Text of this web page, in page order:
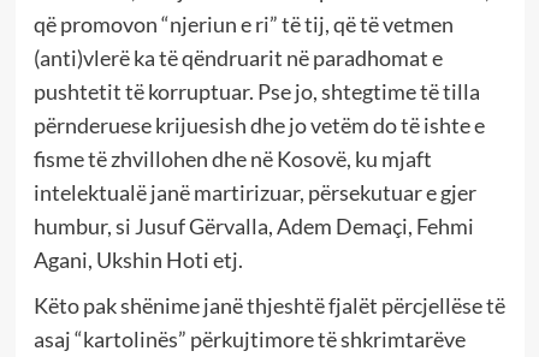
që promovon “njeriun e ri” të tij, që të vetmen
(anti)vlerë ka të qëndruarit në paradhomat e
pushtetit të korruptuar. Pse jo, shtegtime të tilla
përnderuese krijuesish dhe jo vetëm do të ishte e
fisme të zhvillohen dhe në Kosovë, ku mjaft
intelektualë janë martirizuar, përsekutuar e gjer
humbur, si Jusuf Gërvalla, Adem Demaçi, Fehmi
Agani, Ukshin Hoti etj.
Këto pak shënime janë thjeshtë fjalët përcjellëse të
asaj “kartolinës” përkujtimore të shkrimtarëve